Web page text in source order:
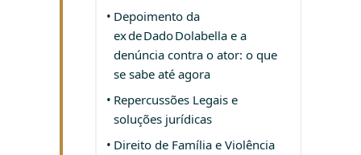
Depoimento da
ex de Dado Dolabella e a
denúncia contra o ator: o que
se sabe até agora
Repercussões Legais e
soluções jurídicas
Direito de Família e Violência